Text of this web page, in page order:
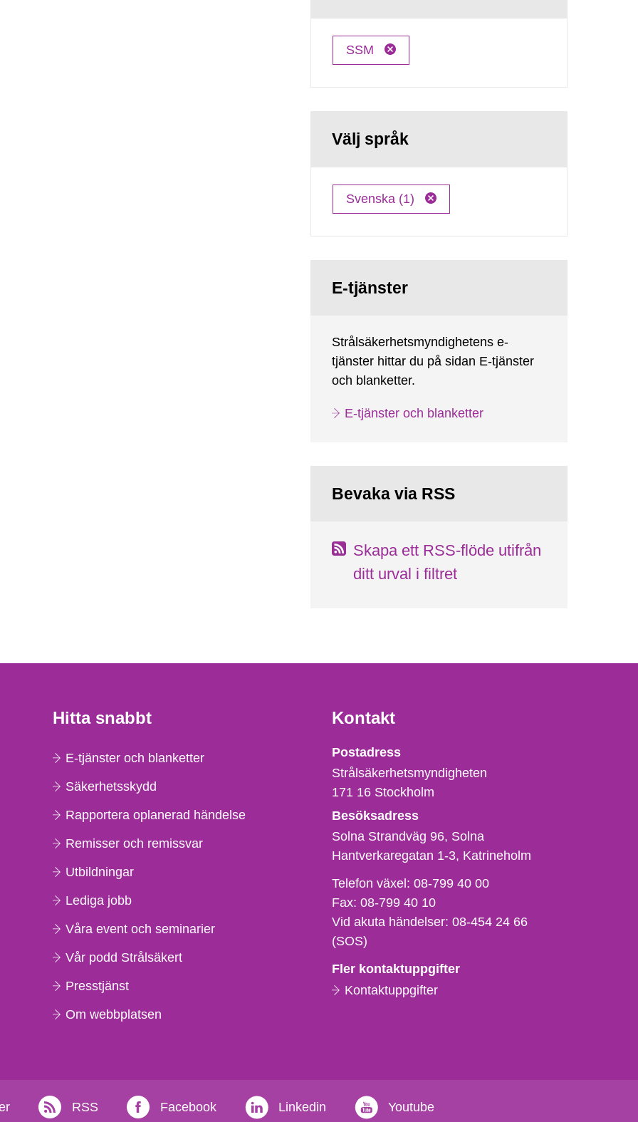
SSM
Välj språk
Svenska (1)
E-tjänster
Strålsäkerhetsmyndighetens e-
tjänster hittar du på sidan E-tjänster
och blanketter.
E-tjänster och blanketter
Bevaka via RSS
Skapa ett RSS-flöde utifrån
ditt urval i filtret
Hitta snabbt
E-tjänster och blanketter
Säkerhetsskydd
Rapportera oplanerad händelse
Remisser och remissvar
Utbildningar
Lediga jobb
Våra event och seminarier
Vår podd Strålsäkert
Presstjänst
Om webbplatsen
Kontakt
Strålsäkerhetsmyndigheten
Postadress
Strålsäkerhetsmyndigheten
171 16 Stockholm
Besöksadress
Solna Strandväg 96, Solna
Hantverkaregatan 1-3 Katrineholm
Telefon,
fax
och
e-
Telefon växel:08-799 40 00
Fax:08-799 40 10
Vid akuta händelser:08-454 24 66
(SOS)
Fler kontaktuppgifter
Kontaktuppgifter
RSS Facebook Linkedin Youtube